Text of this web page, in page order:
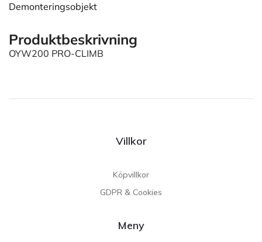
Demonteringsobjekt
Produktbeskrivning
OYW200 PRO-CLIMB
Villkor
Köpvillkor
GDPR & Cookies
Meny